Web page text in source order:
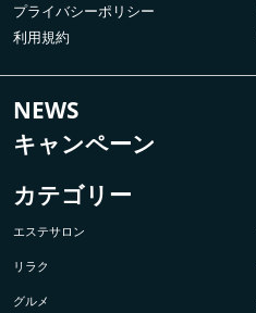
プライバシーポリシー
利用規約
NEWS
キャンペーン
カテゴリー
エステサロン
リラク
グルメ